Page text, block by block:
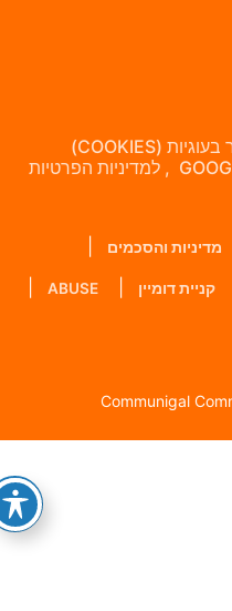
לידיעתכם: אנחנו משתמשים באתר בעוגיות (COOKIES)
מדיניות והסכמים
קניית דומיין ABUSE